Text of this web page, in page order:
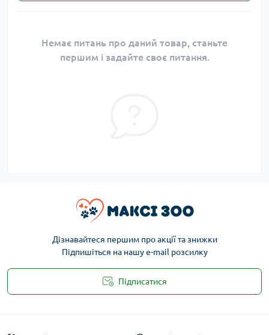
Немає питань про даний товар, станьте
першим і задайте своє питання.
Дізнавайтеся першим про акції та знижки
Підпишіться на нашу e-mail розсилку
Підписатися